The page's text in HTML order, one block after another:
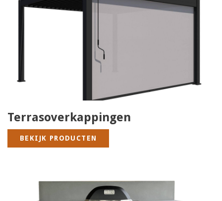
Terrasoverkappingen
BEKIJK PRODUCTEN